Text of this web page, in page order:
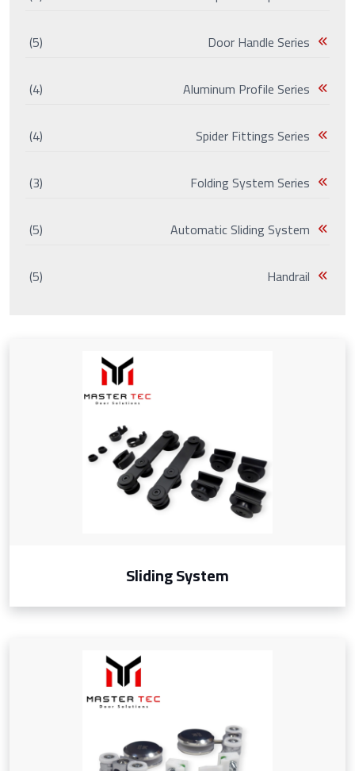
Door Handle Series
(5)
Aluminum Profile Series
(4)
Spider Fittings Series
(4)
Folding System Series
(3)
Automatic Sliding System
(5)
Handrail
(5)
Sliding System